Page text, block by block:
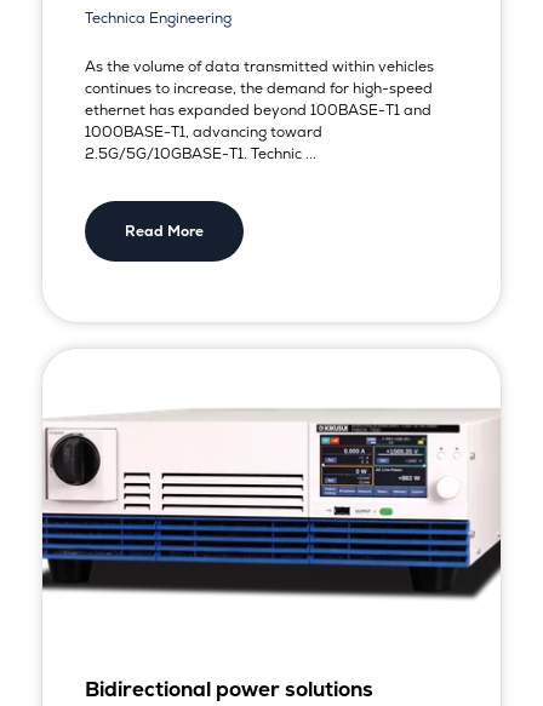
Technica Engineering
As the volume of data transmitted within vehicles
continues to increase, the demand for high-speed
ethernet has expanded beyond 100BASE-T1 and
1000BASE-T1, advancing toward
2.5G/5G/10GBASE-T1. Technic ...
Read More
Bidirectional power solutions